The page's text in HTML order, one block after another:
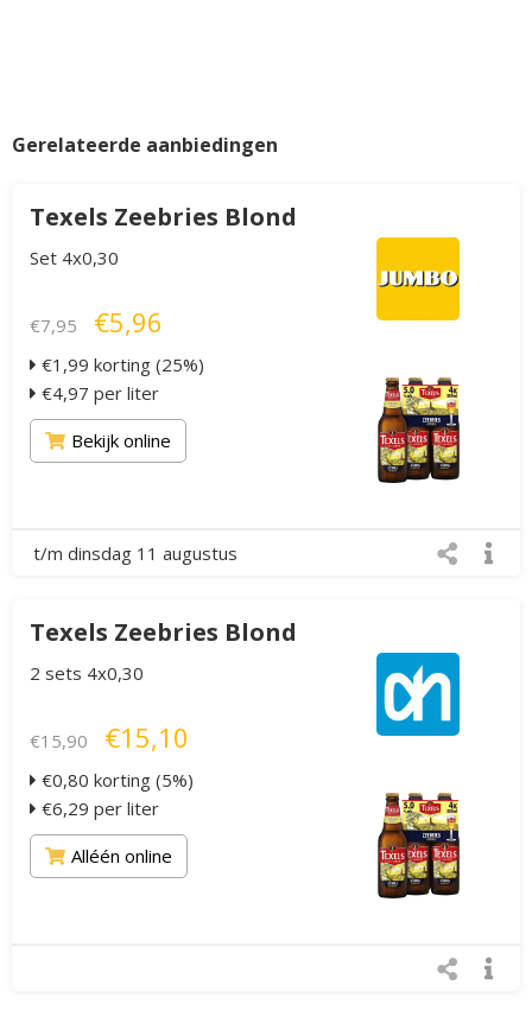
Gerelateerde aanbiedingen
Texels Zeebries Blond
Set 4x0,30
€7,95 €5,96
€1,99 korting (25%)
€4,97 per liter
Bekijk online
t/m dinsdag 11 augustus
Texels Zeebries Blond
2 sets 4x0,30
€15,90 €15,10
€0,80 korting (5%)
€6,29 per liter
Alléén online